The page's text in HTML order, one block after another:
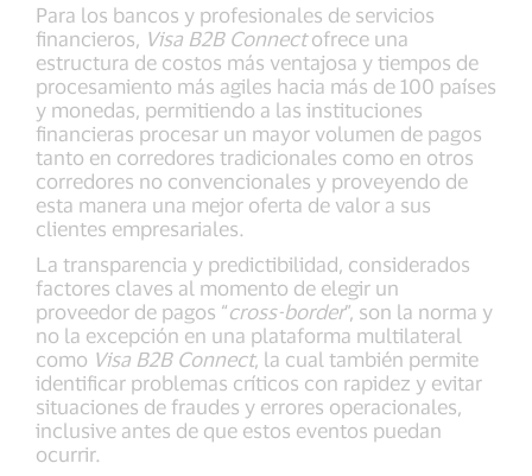
Para los bancos y profesionales de servicios
financieros, Visa B2B Connectofrece una
estructura de costos más ventajosa y tiempos de
procesamiento más agiles hacia más de 100 países
y monedas, permitiendo a las instituciones
financieras procesar un mayor volumen de pagos
tanto en corredores tradicionales como en otros
corredores no convencionales y proveyendo de
esta manera una mejor oferta de valor a sus
clientes empresariales.
La transparencia y predictibilidad, considerados
factores claves al momento de elegir un
proveedor de pagos “cross-border”, son la norma y
no la excepción en una plataforma multilateral
como Visa B2B Connect, la cual también permite
identificar problemas críticos con rapidez y evitar
situaciones de fraudes y errores operacionales,
inclusive antes de que estos eventos puedan
ocurrir.